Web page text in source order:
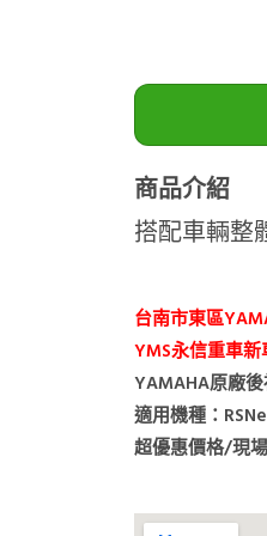
商品介紹
搭配車輛整
台南市東區
YMS永信重車
YAMAHA原廠
適用機種：
超優惠價格/現